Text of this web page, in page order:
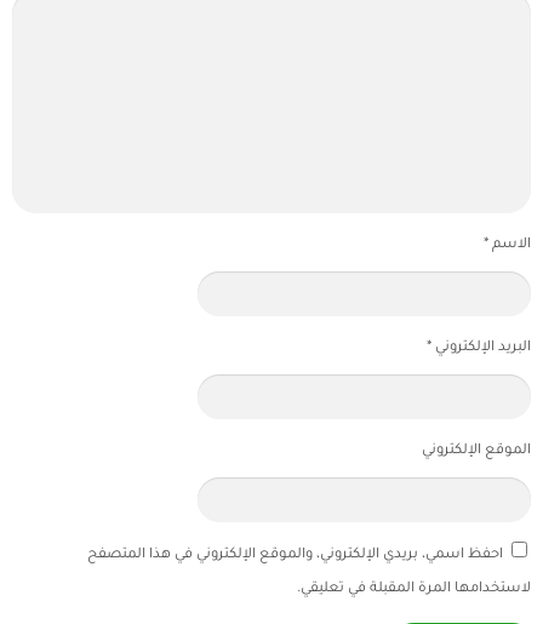
الاسم *
البريد الإلكتروني *
الموقع الإلكتروني
احفظ اسمي، بريدي الإلكتروني، والموقع الإلكتروني في هذا المتصفح
لاستخدامها المرة المقبلة في تعليقي.